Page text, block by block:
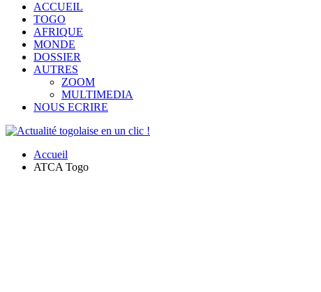
ACCUEIL
TOGO
AFRIQUE
MONDE
DOSSIER
AUTRES
ZOOM
MULTIMEDIA
NOUS ECRIRE
Accueil
ATCA Togo